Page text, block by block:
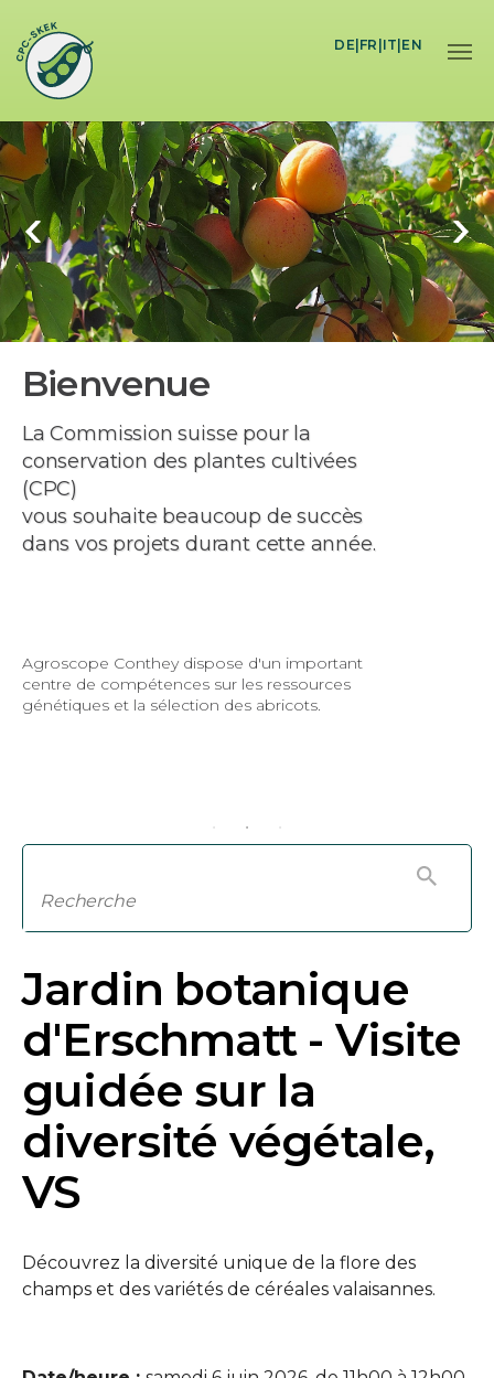
DE| FR IT EN
Bienvenue
La Commission suisse pour la
conservation des plantes cultivées
(CPC)
vous souhaite beaucoup de succès
dans vos projets durant cette année.
Agroscope Conthey dispose d'un important
centre de compétences sur les ressources
génétiques et la sélection des abricots.
Jardin botanique
d'Erschmatt - Visite
guidée sur la
diversité végétale,
VS
Découvrez la diversité unique de la flore des
champs et des variétés de céréales valaisannes.